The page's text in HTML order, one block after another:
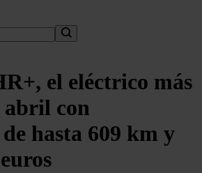
el eléctrico más
abril con
hasta 609 km y